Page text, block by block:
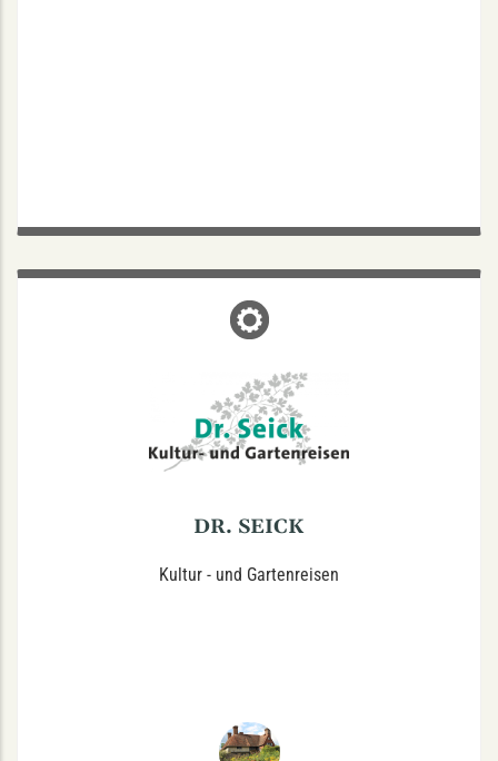
DR. SEICK
Kultur - und Gartenreisen
DR. SEICK
Kultur - & Gartenreisen als Katalogreisen
maßgeschneiderte Individual-Reisen für Gruppen &
Reisebüro für Kreuzfahrten